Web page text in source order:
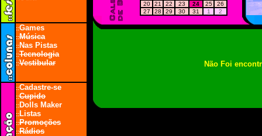
::Games
::Música
::Nas Pistas
::Tecnologia
::Vestibular
::Cadastre-se
::Cupido
::Dolls Maker
::Listas
::Promoções
::Rádios
Não Foi
20
21 22 23 24 25
26
27
28 29 30 31 1 2